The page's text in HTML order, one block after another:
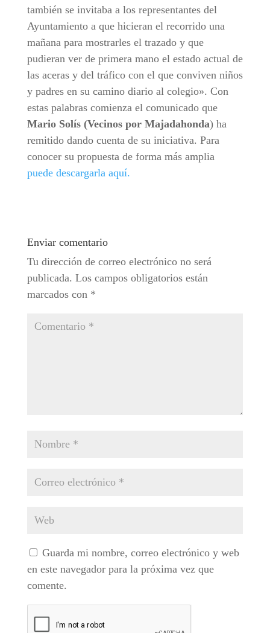
también se invitaba a los representantes del
Ayuntamiento a que hicieran el recorrido una
mañana para mostrarles el trazado y que
pudieran ver de primera mano el estado actual de
las aceras y del tráfico con el que conviven niños
y padres en su camino diario al colegio». Con
estas palabras comienza el comunicado que
Mario Solís (Vecinos por Majadahonda) ha
remitido dando cuenta de su iniciativa. Para
conocer su propuesta de forma más amplia
puede descargarla aquí.
Enviar comentario
Tu dirección de correo electrónico no será
publicada. Los campos obligatorios están
marcados con *
Guarda mi nombre, correo electrónico y web
en este navegador para la próxima vez que
comente.